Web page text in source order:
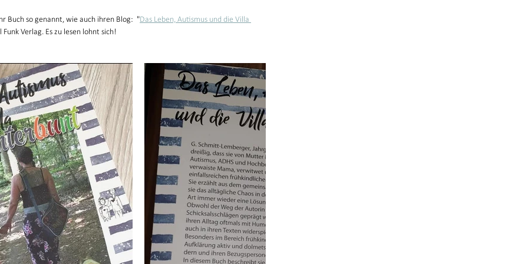
Buch so genannt, wie auch ihren Blog:  "Das Leben, Autismus und die Villa
Verlag. Es zu lesen lohnt sich!